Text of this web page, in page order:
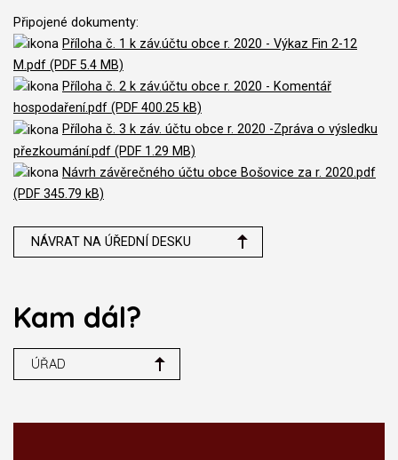
Připojené dokumenty:
Příloha č. 1 k záv.účtu obce r. 2020 - Výkaz Fin 2-12
M.pdf (PDF 5.4 MB)
Příloha č. 2 k záv.účtu obce r. 2020 - Komentář
hospodaření.pdf (PDF 400.25 kB)
Příloha č. 3 k záv. účtu obce r. 2020 -Zpráva o výsledku
přezkoumání.pdf (PDF 1.29 MB)
Návrh závěrečného účtu obce Bošovice za r. 2020.pdf
(PDF 345.79 kB)
NÁVRAT NA ÚŘEDNÍ DESKU
Kam dál?
ÚŘAD